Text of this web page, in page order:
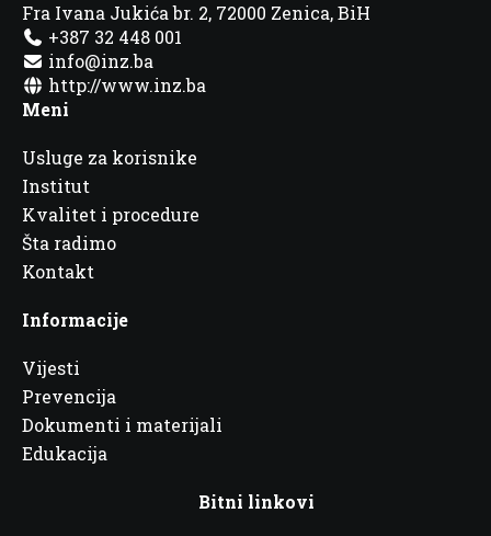
Fra Ivana Jukića br. 2, 72000 Zenica, BiH
+387 32 448 001
info@inz.ba
http://www.inz.ba
Meni
Usluge za korisnike
Institut
Kvalitet i procedure
Šta radimo
Kontakt
Informacije
Vijesti
Prevencija
Dokumenti i materijali
Edukacija
Bitni linkovi